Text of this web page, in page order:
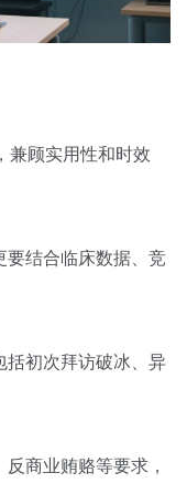
兼顾实用性和时效
要结合临床数据、竞
括初次拜访破冰、异
反商业贿赂等要求，